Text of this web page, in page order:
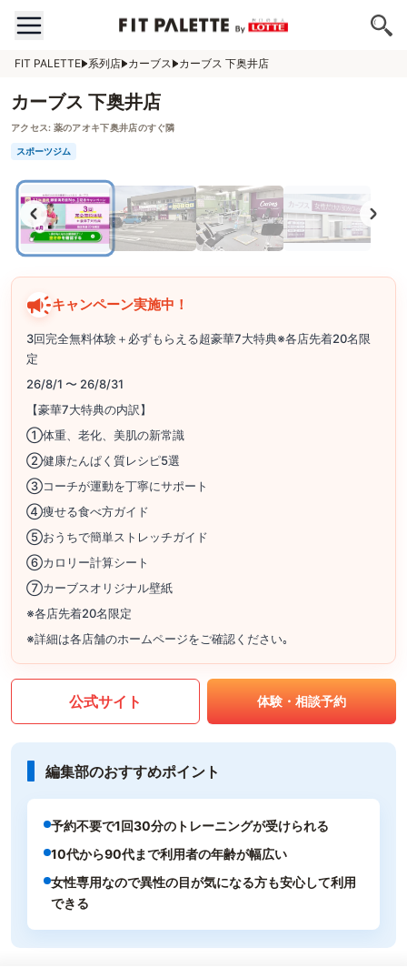
FIT PALETTE 系列店 カーブス カーブス 下奥井店
カーブス 下奥井店
アクセス: 薬のアオキ下奥井店のすぐ隣
スポーツジム
キャンペーン実施中！
3回完全無料体験＋必ずもらえる超豪華7大特典※各店先着20名限
定
26/8/1 〜 26/8/31
【豪華7大特典の内訳】
①体重、老化、美肌の新常識
②健康たんぱく質レシピ5選
③コーチが運動を丁寧にサポート
④痩せる食べ方ガイド
⑤おうちで簡単ストレッチガイド
⑥カロリー計算シート
⑦カーブスオリジナル壁紙
※各店先着20名限定
※詳細は各店舗のホームページをご確認ください｡
公式サイト 体験・相談予約
編集部のおすすめポイント
予約不要で1回30分のトレーニングが受けられる
10代から90代まで利用者の年齢が幅広い
女性専用なので異性の目が気になる方も安心して利用
できる